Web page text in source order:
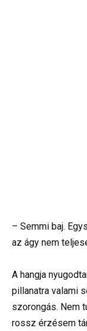
– Semmi baj.
az ágy nem
A hangja
pillanatra valami
szorongás. Nem
rossz érzésem